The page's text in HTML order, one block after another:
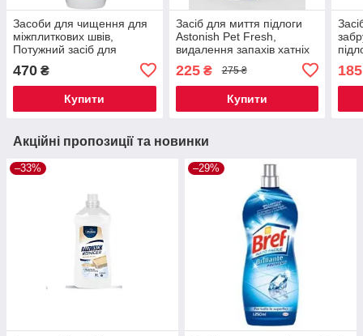
Засоби для чищення для
міжплиткових швів,
Потужний засіб для
видалення плям на швах
плитки HG 500 мл
470 ₴
Купити
Засіб для миття підлоги
Astonish Pet Fresh,
видалення запахів хатніх
тварин, концентрат, 1000
мл
225₴ 275 ₴
Купити
185
Акційні пропозиції та новинки
–33% –29%